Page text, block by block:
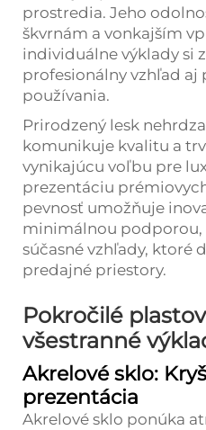
prostredia. Jeho
škvrnám a vonkajším
individuálne výklady si
profesionálny vzhľad
používania.
Prirodzený lesk
komunikuje kvalitu a
vynikajúcu voľbu pre
prezentáciu
pevnosť umožňuje
minimálnou podporou,
súčasné vzhľady, ktoré
predajné priestory.
Pokročilé
všestranné
Akrelové sklo:
prezentácia
Akrelové sklo ponúka